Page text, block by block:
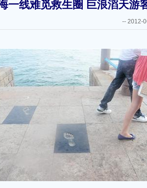
一线难觅救生圈 巨浪滔天游
-- 2012-